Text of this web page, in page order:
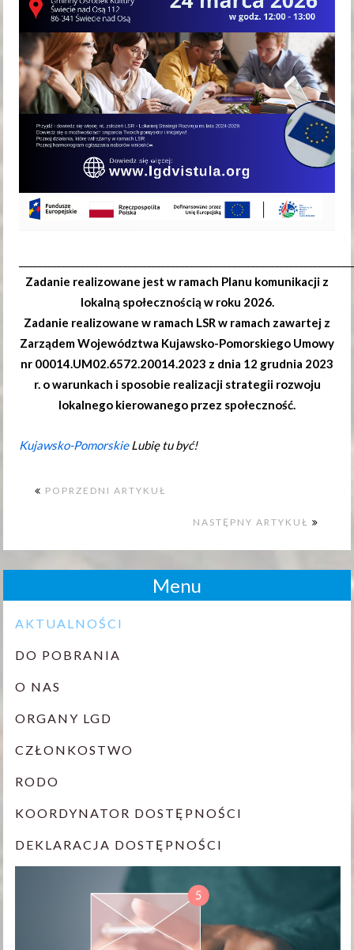
Zadanie realizowane jest w ramach Planu komunikacji z
lokalną społecznością w roku 2026.
Zadanie realizowane w ramach LSR w ramach zawartej z
Zarządem Województwa Kujawsko-Pomorskiego Umowy
nr 00014.UM02.6572.20014.2023 z dnia 12 grudnia 2023
r. o warunkach i sposobie realizacji strategii rozwoju
lokalnego kierowanego przez społeczność.
Kujawsko-PomorskieLubię tu być!
POPRZEDNI ARTYKUŁ
NASTĘPNY ARTYKUŁ
Menu
AKTUALNOŚCI
DO POBRANIA
O NAS
ORGANY LGD
CZŁONKOSTWO
RODO
KOORDYNATOR DOSTĘPNOŚCI
DEKLARACJA DOSTĘPNOŚCI